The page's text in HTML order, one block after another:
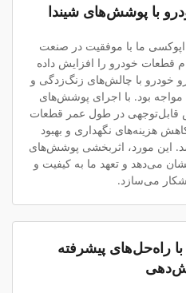
با پوشش‌های شیندا
ما با موفقیت در صنعت
قطعات خودرو را افزایش داده
خودرو با چالش‌های زنگ‌زدگی و
بود. با اجرای پوشش‌های
قابل‌توجهی در طول عمر قطعات
هزینه‌های نگهداری و بهبود
این مورد، اثربخشی پوشش‌های
می‌دهد و تعهد ما به کیفیت و
می‌سازد.
راه‌حل‌های پیشرفته